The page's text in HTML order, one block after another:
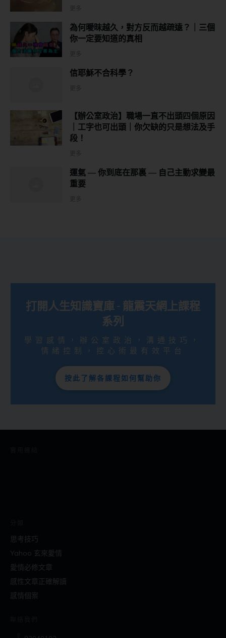
為何曖昩越久，對方反而越疏遠？｜三個
你一定要知道的真相
信耶穌不合科學？
【辦公室政治】職場一直不出頭四個原因
｜工字也可出頭｜你欠缺的只是想法及手
段！
運氣 — 你到底在那裏 — 自己主動求變最
重要
打開人生知識寶庫 - 龍震天網上課程
系列
學習感情，辦公室政治，溝通技巧，
情緒控制，控心術最有效平台
按此了解各課程如何幫助你
思考技巧
Yahoo 玄來愛情
愛情必修文章
感性文章正確解讀
感情個案